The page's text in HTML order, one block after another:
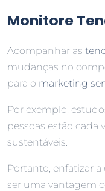
Monitore
Acompanhar as
mudanças no
para o marketing
Por exemplo,
pessoas estão cada
sustentáveis.
Portanto, enfatizar
ser uma vantagem